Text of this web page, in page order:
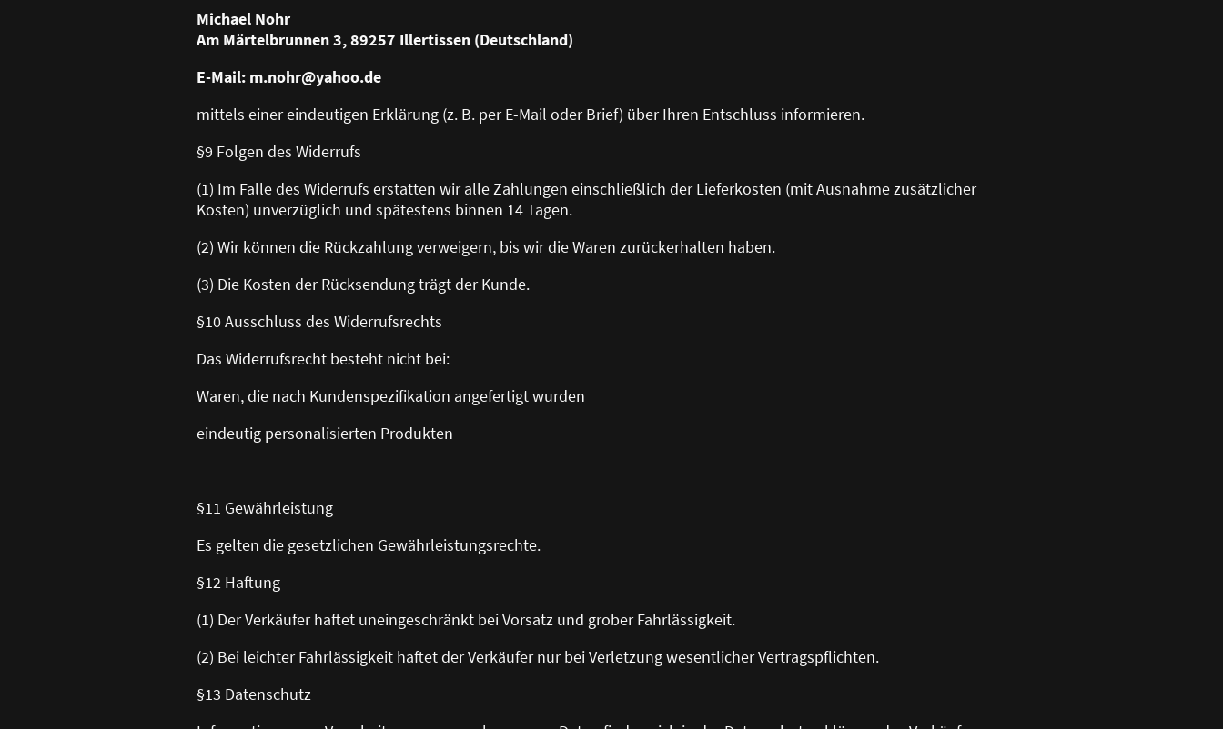
Michael Nohr
Am Märtelbrunnen 3, 89257 Illertissen (Deutschland)
E-Mail: m.nohr@yahoo.de
mittels einer eindeutigen Erklärung (z. B. per E-Mail oder Brief) über Ihren Entschluss informieren.
§9 Folgen des Widerrufs
(1) Im Falle des Widerrufs erstatten wir alle Zahlungen einschließlich der Lieferkosten (mit Ausnahme zusätzlicher
Kosten) unverzüglich und spätestens binnen 14 Tagen.
(2) Wir können die Rückzahlung verweigern, bis wir die Waren zurückerhalten haben.
(3) Die Kosten der Rücksendung trägt der Kunde.
§10 Ausschluss des Widerrufsrechts
Das Widerrufsrecht besteht nicht bei:
Waren, die nach Kundenspezifikation angefertigt wurden
eindeutig personalisierten Produkten
§11 Gewährleistung
Es gelten die gesetzlichen Gewährleistungsrechte.
§12 Haftung
(1) Der Verkäufer haftet uneingeschränkt bei Vorsatz und grober Fahrlässigkeit.
(2) Bei leichter Fahrlässigkeit haftet der Verkäufer nur bei Verletzung wesentlicher Vertragspflichten.
§13 Datenschutz